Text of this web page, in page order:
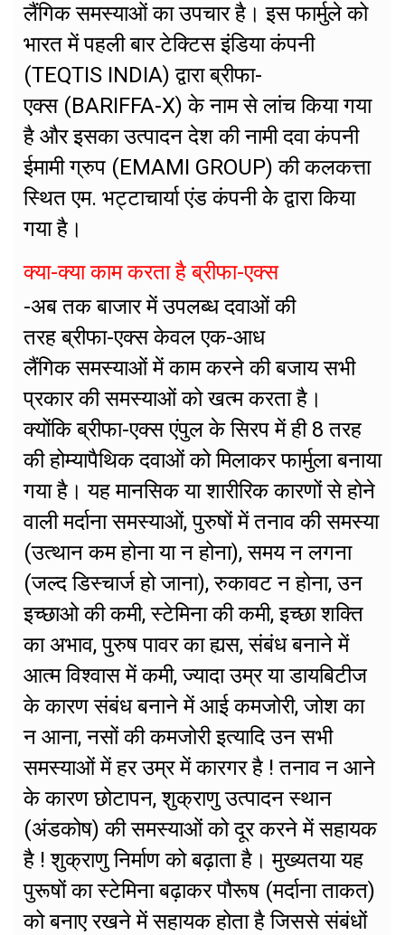
लैंगिक समस्याओं का उपचार है। इस फार्मुले को
भारत में पहली बार टेक्टिस इंडिया कंपनी
(TEQTIS INDIA) द्वारा ब्रीफा-
एक्स (BARIFFA-X) के नाम से लांच किया गया
है और इसका उत्पादन देश की नामी दवा कंपनी
ईमामी ग्रुप (EMAMI GROUP) की कलकत्ता
स्थित एम. भट्टाचार्या एंड कंपनी केे द्वारा किया
गया है।
क्या-क्या काम करता है ब्रीफा-एक्स
-अब तक बाजार में उपलब्ध दवाओं की
तरह ब्रीफा-एक्स केवल एक-आध
लैंगिक समस्याओं में काम करने की बजाय सभी
प्रकार की समस्याओं को खत्म करता है।
क्योंकि ब्रीफा-एक्स एंपुल के सिरप में ही 8 तरह
की होम्यापैथिक दवाओं को मिलाकर फार्मुला बनाया
गया है। यह मानसिक या शारीरिक कारणों से होने
वाली मर्दाना समस्याओं, पुरुषों में तनाव की समस्या
(उत्थान कम होना या न होना), समय न लगना
(जल्द डिस्चार्ज हो जाना), रुकावट न होना, उन
इच्छाओ की कमी, स्टेमिना की कमी, इच्छा शक्ति
का अभाव, पुरुष पावर का ह्यस, संबंध बनाने में
आत्म विश्वास में कमी, ज्यादा उम्र या डायबिटीज
के कारण संबंध बनाने में आई कमजोरी, जोश का
न आना, नसों की कमजोरी इत्यादि उन सभी
समस्याओं में हर उम्र में कारगर है ! तनाव न आने
के कारण छोटापन, शुक्राणु उत्पादन स्थान
(अंडकोष) की समस्याओं को दूर करने में सहायक
है ! शुक्राणु निर्माण को बढ़ाता है। मुख्यतया यह
पुरूषों का स्टेमिना बढ़ाकर पौरूष (मर्दाना ताकत)
को बनाए रखने में सहायक होता है जिससे संबंधों